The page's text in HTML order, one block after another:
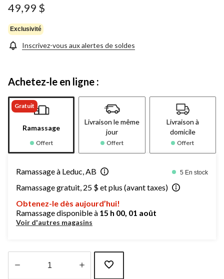
49,99 $
Exclusivité
Inscrivez-vous aux alertes de soldes
Achetez-le en ligne :
Gratuit
Ramassage
Offert
Livraison le même
jour
Offert
Livraison à
domicile
Offert
Ramassage à Leduc, AB 5 En stock
Ramassage gratuit, 25 $ et plus (avant taxes)
Obtenez-le dès aujourd’hui!
Ramassage disponible à 15 h 00, 01 août
Voir d'autres magasins